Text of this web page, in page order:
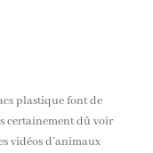
plastique font de
certainement dû voir
vidéos d’animaux